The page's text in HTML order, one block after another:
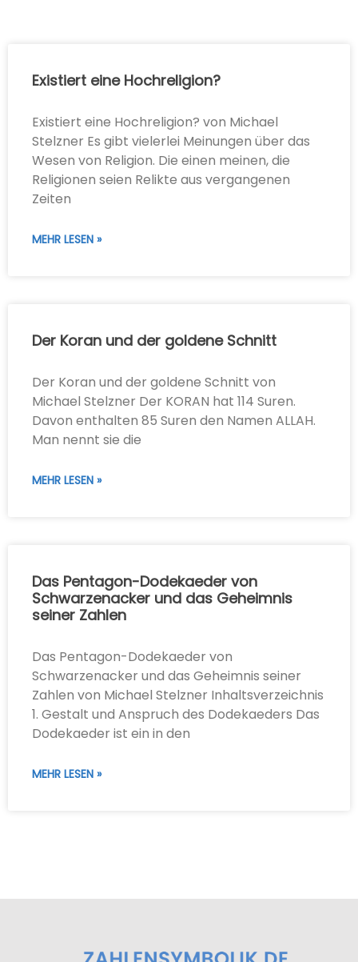
Existiert eine Hochreligion?
Existiert eine Hochreligion? von Michael
Stelzner Es gibt vielerlei Meinungen über das
Wesen von Religion. Die einen meinen, die
Religionen seien Relikte aus vergangenen
Zeiten
MEHR LESEN »
Der Koran und der goldene Schnitt
Der Koran und der goldene Schnitt von
Michael Stelzner Der KORAN hat 114 Suren.
Davon enthalten 85 Suren den Namen ALLAH.
Man nennt sie die
MEHR LESEN »
Das Pentagon-Dodekaeder von
Schwarzenacker und das Geheimnis
seiner Zahlen
Das Pentagon-Dodekaeder von
Schwarzenacker und das Geheimnis seiner
Zahlen von Michael Stelzner Inhaltsverzeichnis
1. Gestalt und Anspruch des Dodekaeders Das
Dodekaeder ist ein in den
MEHR LESEN »